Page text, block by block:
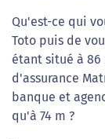
Qu'est-ce qui
Toto puis de
étant situé à
d'assurance
banque et
qu'à 74 m ?